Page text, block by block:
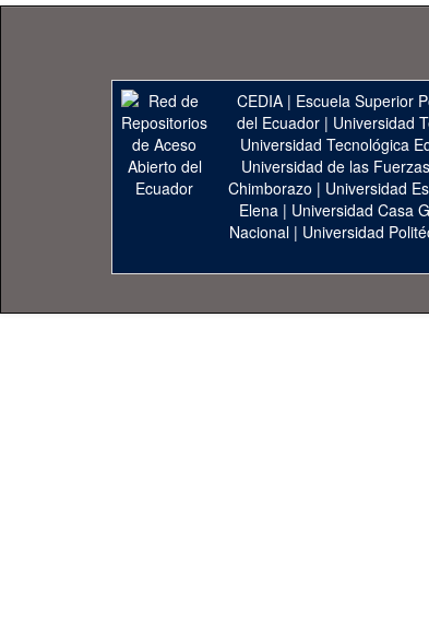
CEDIA | Escuela Superior
del Ecuador| Universidad
Universidad Tecnológica
Universidad de las
Chimborazo | Universidad
Elena | Universidad Casa
Nacional | Universidad